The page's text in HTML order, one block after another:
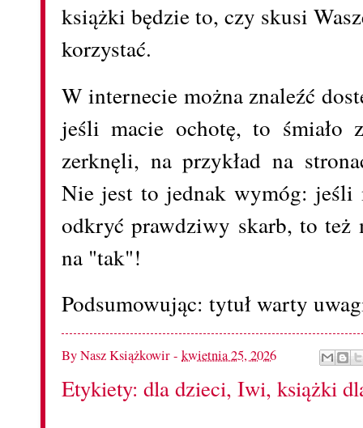
książki będzie to, czy skusi
korzystać.
W internecie można znaleźć
jeśli macie ochotę, to śmiało
zerknęli, na przykład na
Nie jest to jednak wymóg: jeśli
odkryć prawdziwy skarb, to też
na "tak"!
Podsumowując: tytuł warty
ByNasz Książkowir- kwietnia 25, 2026
Etykiety: dla dzieci, Iwi, książki